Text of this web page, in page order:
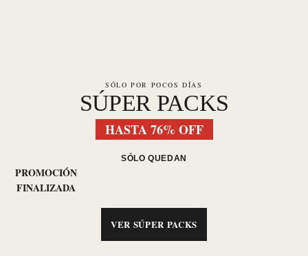
SÓLO POR POCOS DÍAS
SÚPER PACKS
HASTA 76% OFF
SÓLO QUEDAN
PROMOCIÓN
FINALIZADA
VER SÚPER PACKS